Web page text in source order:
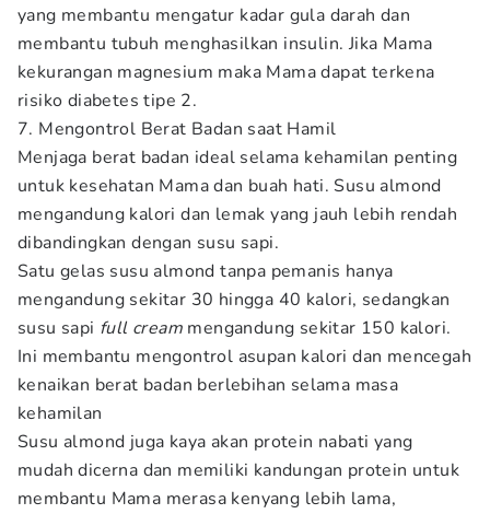
yang membantu mengatur kadar gula darah dan
membantu tubuh menghasilkan insulin. Jika Mama
kekurangan magnesium maka Mama dapat terkena
risiko diabetes tipe 2.
7. Mengontrol Berat Badan saat Hamil
Menjaga berat badan ideal selama kehamilan penting
untuk kesehatan Mama dan buah hati. Susu almond
mengandung kalori dan lemak yang jauh lebih rendah
dibandingkan dengan susu sapi.
Satu gelas susu almond tanpa pemanis hanya
mengandung sekitar 30 hingga 40 kalori, sedangkan
susu sapi full cream mengandung sekitar 150 kalori.
Ini membantu mengontrol asupan kalori dan mencegah
kenaikan berat badan berlebihan selama masa
kehamilan
Susu almond juga kaya akan protein nabati yang
mudah dicerna dan memiliki kandungan protein untuk
membantu Mama merasa kenyang lebih lama,